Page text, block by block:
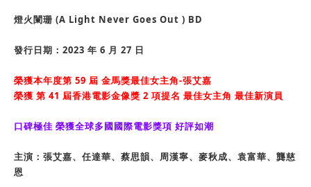
燈火闌珊 (A Light Never Goes Out ) BD
發行日期：2023 年 6 月 27 日
榮獲本年度第 59 屆 金馬獎最佳女主角-張艾嘉
榮獲 第 41 屆香港電影金像獎 2 項提名 最佳女主角 最佳新演員
口碑極佳 榮獲全球多國國際電影獎項 好評如潮
主演：張艾嘉、任達華、蔡思韻、周漢寧、麥秋成、袁富華、龔慈
恩